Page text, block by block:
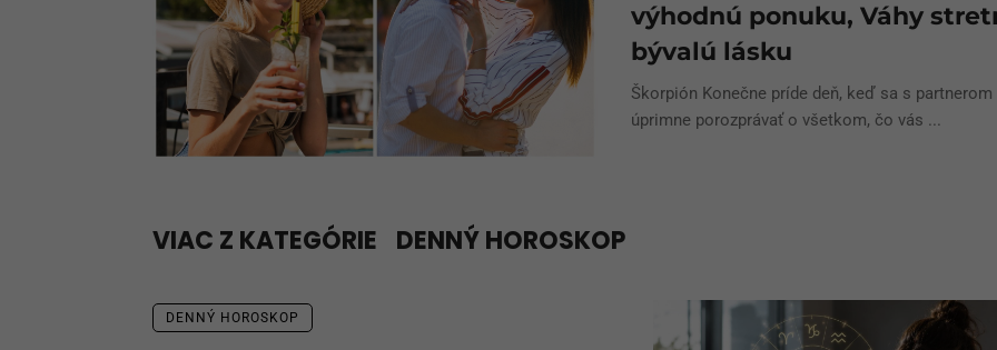
výhodnú ponuku, Váhy
bývalú lásku
Škorpión Konečne príde deň, keď sa s
úprimne porozprávať o všetkom, čo vás ...
VIAC Z KATEGÓRIE DENNÝ HOROSKOP
DENNÝ HOROSKOP